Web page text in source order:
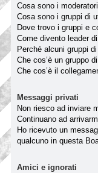
Cosa sono i
Cosa sono i gruppi di
Dove trovo i gruppi e
Come divento leader
Perché alcuni gruppi
Che cos’è un gruppo
Che cos’è il
Messaggi privati
Non riesco ad inviare
Continuano ad
Ho ricevuto un
qualcuno in questa
Amici e ignorati